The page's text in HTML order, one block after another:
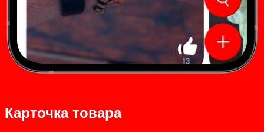
Карточка товара